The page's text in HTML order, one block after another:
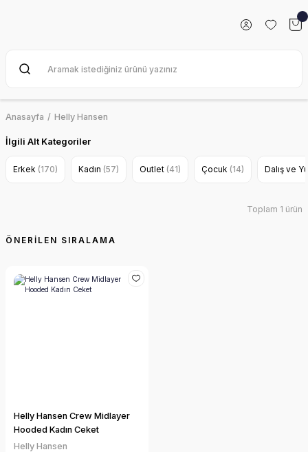
Anasayfa Helly Hansen
İlgili Alt Kategoriler
Erkek (170) Kadın (57) Outlet (41) Çocuk (14) Dalış ve
Toplam 1 ürün
Helly Hansen Crew Midlayer
Hooded Kadın Ceket
Helly Hansen